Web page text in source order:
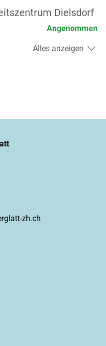
Dielsdorf
Angenommen
Alles anzeigen
zh.ch